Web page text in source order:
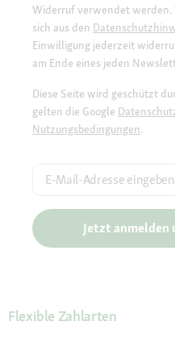
Widerruf verwendet werden.
sich aus den
Einwilligung jederzeit
am Ende eines jeden
Diese Seite wird geschützt
gelten die Google
Nutzungsbedingungen.
E-Mail-Adresse eingeben
Jetzt anmelden
Flexible Zahlarten